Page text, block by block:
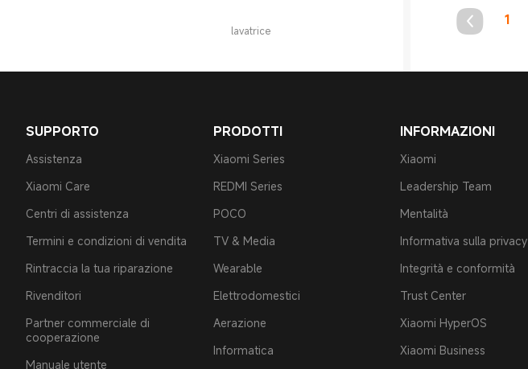
lavatrice
1
SUPPORTO
Assistenza
Xiaomi Care
Centri di assistenza
Termini e condizioni di vendita
Rintraccia la tua riparazione
Rivenditori
Partner commerciale di
cooperazione
Manuale utente
PRODOTTI
Xiaomi Series
REDMI Series
POCO
TV & Media
Wearable
Elettrodomestici
Aerazione
Informatica
INFORMAZIONI
Xiaomi
Leadership Team
Mentalità
Informativa sulla privacy
Integrità e conformità
Trust Center
Xiaomi HyperOS
Xiaomi Business